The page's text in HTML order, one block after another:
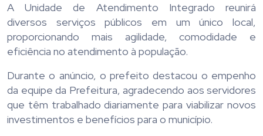
A Unidade de Atendimento Integrado reunirá
diversos serviços públicos em um único local,
proporcionando mais agilidade, comodidade e
eficiência no atendimento à população.
Durante o anúncio, o prefeito destacou o empenho
da equipe da Prefeitura, agradecendo aos servidores
que têm trabalhado diariamente para viabilizar novos
investimentos e benefícios para o município.